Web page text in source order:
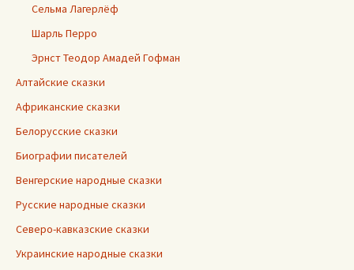
Сельма Лагерлёф
Шарль Перро
Эрнст Теодор Амадей Гофман
Алтайские сказки
Африканские сказки
Белорусские сказки
Биографии писателей
Венгерские народные сказки
Русские народные сказки
Северо-кавказские сказки
Украинские народные сказки